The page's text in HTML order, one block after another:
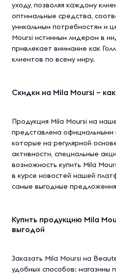
уходу, позволяя каждому
оптимальные средства,
уникальным потребностям и
Moursi истинным лидером в
привлекает внимание как
клиентов по всему миру.
Скидки на Mila Moursi –
Продукция Mila Moursi на
представлена
которые на регулярной
активности, специальные
возможность купить Mila
в курсе новостей нашей
самые выгодные
Купить продукцию Mila
выгодой
Заказать Mila Moursi на
удобных способов: магазины